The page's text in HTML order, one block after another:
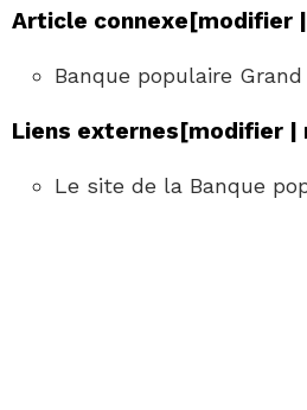
Article connexe[modifier |
Banque populaire
Liens externes[modifier |
Le site de la Banque